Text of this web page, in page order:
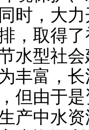
时，大
，取得
水型社
丰富，
但由于
产中水